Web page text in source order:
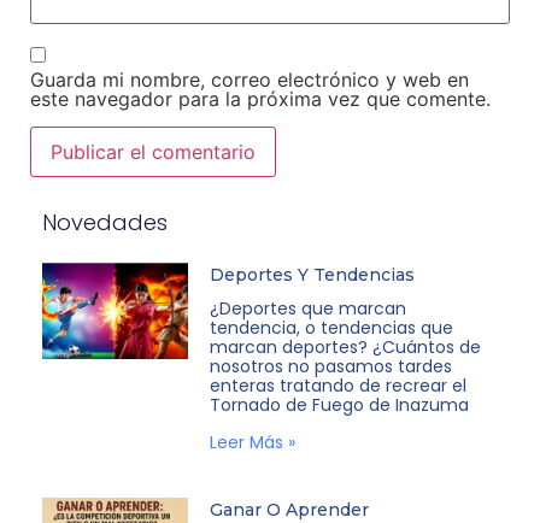
Guarda mi nombre, correo electrónico y web en
este navegador para la próxima vez que comente.
Novedades
Deportes Y Tendencias
¿Deportes que marcan
tendencia, o tendencias que
marcan deportes? ¿Cuántos de
nosotros no pasamos tardes
enteras tratando de recrear el
Tornado de Fuego de Inazuma
Leer Más »
Ganar O Aprender